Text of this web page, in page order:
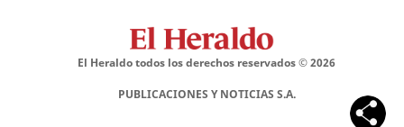
El Heraldo todos los derechos reservados ©2026
PUBLICACIONES Y NOTICIAS S.A.